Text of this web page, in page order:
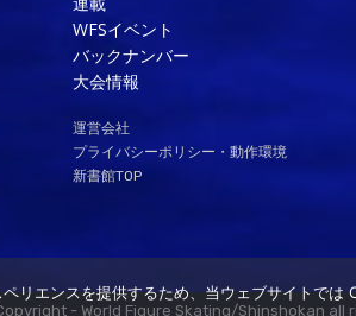
WFSイベント
バックナンバー
大会情報
運営会社
プライバシーポリシー・動作環境
新書館TOP
- World Figure Skating/Shinshokan all
ペリエンスを提供するため、当ウェブサイトで